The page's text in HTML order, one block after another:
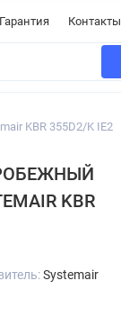
Гарантия Контакты
KBR 355D2/K IE2
KBR
Systemair